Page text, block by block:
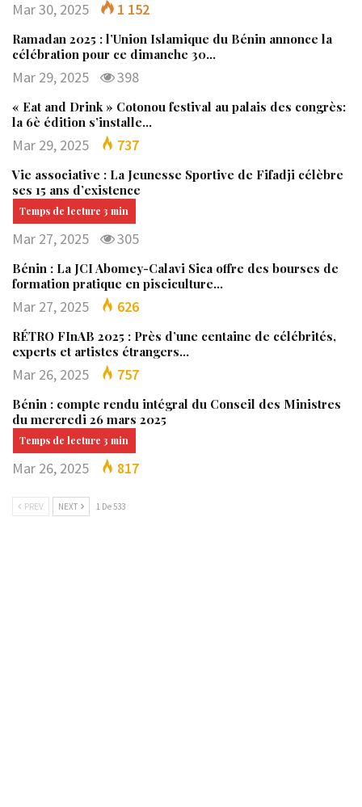
Mar 30, 2025 1 152
Ramadan 2025 : l’Union Islamique du Bénin annonce la
célébration pour ce dimanche 30…
Mar 29, 2025 398
« Eat and Drink » Cotonou festival au palais des congrès:
la 6è édition s’installe…
Mar 29, 2025 737
Vie associative : La Jeunesse Sportive de Fifadji célèbre
ses 15 ans d’existence
Mar 27, 2025 305
Bénin : La JCI Abomey-Calavi Sica offre des bourses de
formation pratique en pisciculture…
Mar 27, 2025 626
RÉTRO FInAB 2025 : Près d’une centaine de célébrités,
experts et artistes étrangers…
Mar 26, 2025 757
Bénin : compte rendu intégral du Conseil des Ministres
du mercredi 26 mars 2025
Mar 26, 2025 817
PREV NEXT 1 De 533